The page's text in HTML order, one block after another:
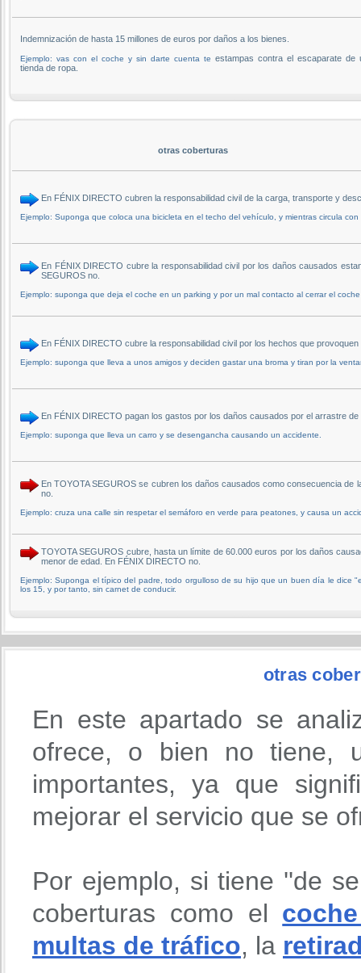
Indemnización de hasta 15 millones de euros por daños a los bienes.
Ejemplo: vas con el coche y sin darte cuenta te estampas contra el escaparate de
tienda de ropa.
otras coberturas
En FÉNIX DIRECTO cubren la responsabilidad civil de la carga, transporte y
Ejemplo: Suponga que coloca una bicicleta en el techo del vehículo, y mientras circula
En FÉNIX DIRECTO cubre la responsabilidad civil por los daños causados
SEGUROS no.
Ejemplo: suponga que deja el coche en un parking y por un mal contacto al cerrar el
En FÉNIX DIRECTO cubre la responsabilidad civil por los hechos que
Ejemplo: suponga que lleva a unos amigos y deciden gastar una broma y tiran por la
En FÉNIX DIRECTO pagan los gastos por los daños causados por el arrastre
Ejemplo: suponga que lleva un carro y se desengancha causando un accidente.
En TOYOTA SEGUROS se cubren los daños causados como consecuencia
no.
Ejemplo: cruza una calle sin respetar el semáforo en verde para peatones, y causa un
TOYOTA SEGUROS cubre, hasta un límite de 60.000 euros por los daños
menor de edad. En FÉNIX DIRECTO no.
Ejemplo: Suponga el típico del padre, todo orgulloso de su hijo que un buen día le dice
los 15, y por tanto, sin carnet de conducir.
otras
En este apartado se
ofrece, o bien no tiene,
importantes, ya que
mejorar el servicio que se
Por ejemplo, si tiene ''de
coberturas como el
multas de tráfico, la